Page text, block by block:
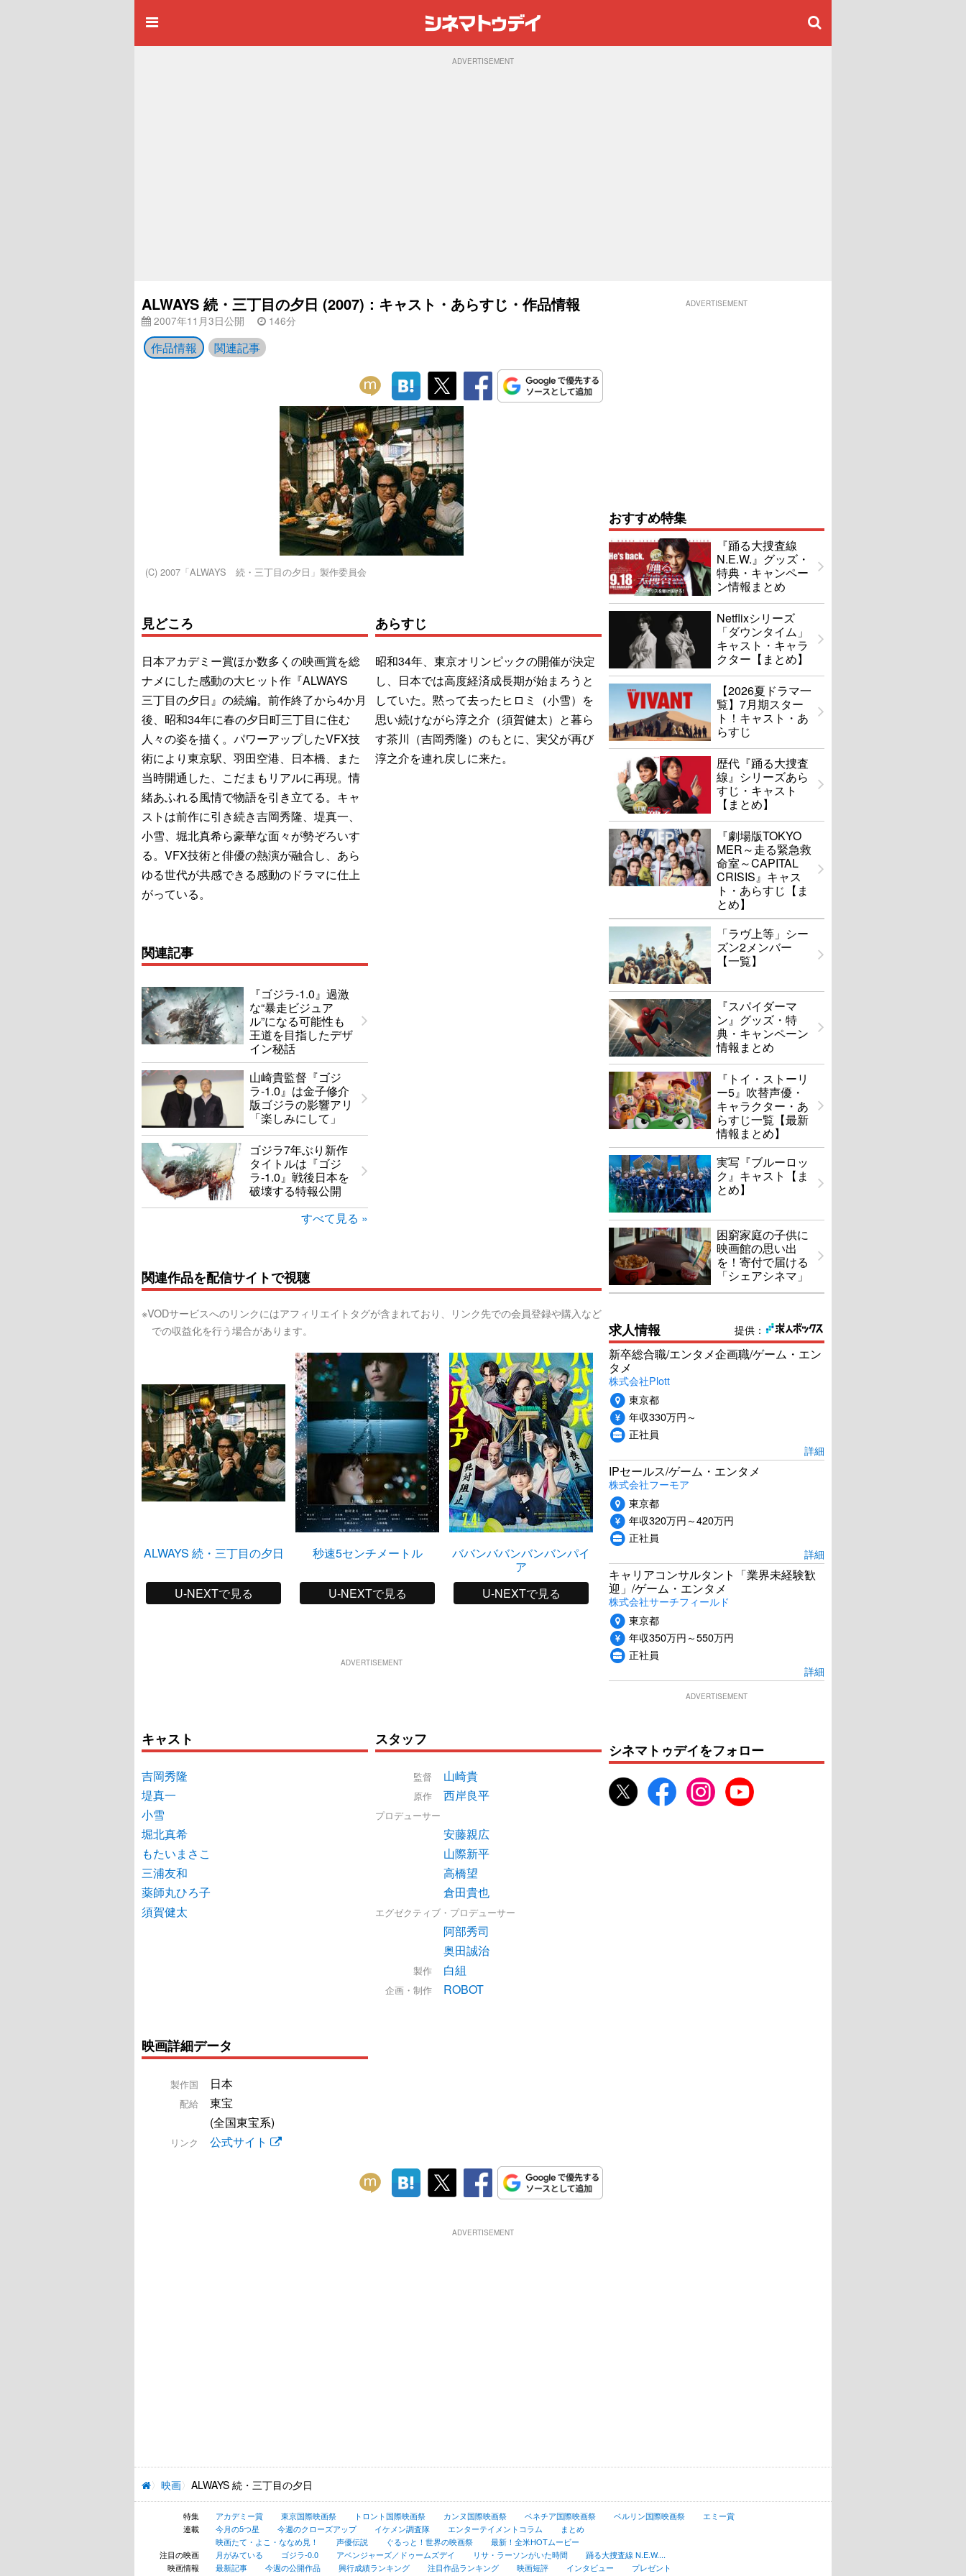
ADVERTISEMENT
ALWAYS 続・三丁目の夕日 (2007)：キャスト・あらすじ・作品情報
2007年11月3日公開 146分
作品情報 関連記事
(C) 2007「ALWAYS 続・三丁目の夕日」製作委員会
見どころ
日本アカデミー賞ほか数多くの映画賞を総
ナメにした感動の大ヒット作『ALWAYS
三丁目の夕日』の続編。前作終了から4か月
後、昭和34年に春の夕日町三丁目に住む
人々の姿を描く。パワーアップしたVFX技
術により東京駅、羽田空港、日本橋、また
当時開通した、こだまもリアルに再現。情
緒あふれる風情で物語を引き立てる。キャ
ストは前作に引き続き吉岡秀隆、堤真一、
小雪、堀北真希ら豪華な面々が勢ぞろいす
る。VFX技術と俳優の熱演が融合し、あら
ゆる世代が共感できる感動のドラマに仕上
がっている。
あらすじ
昭和34年、東京オリンピックの開催が決定
し、日本では高度経済成長期が始まろうと
していた。黙って去ったヒロミ（小雪）を
思い続けながら淳之介（須賀健太）と暮ら
す茶川（吉岡秀隆）のもとに、実父が再び
淳之介を連れ戻しに来た。
関連記事
『ゴジラ-1.0』過激
な“暴走ビジュア
ル”になる可能性も
王道を目指したデザ
イン秘話
山崎貴監督『ゴジ
ラ-1.0』は金子修介
版ゴジラの影響アリ
「楽しみにして」
ゴジラ7年ぶり新作
タイトルは『ゴジ
ラ-1.0』戦後日本を
破壊する特報公開
すべて見る »
関連作品を配信サイトで視聴
※VODサービスへのリンクにはアフィリエイトタグが含まれており、リンク先での会員登録や購入など
での収益化を行う場合があります。
ALWAYS 続・三丁目の夕日
U-NEXTで見る
秒速5センチメートル
U-NEXTで見る
ババンババンバンバンパイ
ア
U-NEXTで見る
U-NEXTで見る
おまえの罪を自白しろ
ADVERTISEMENT
キャスト
吉岡秀隆
堤真一
小雪
堀北真希
もたいまさこ
三浦友和
薬師丸ひろ子
須賀健太
スタッフ
監督 山崎貴
原作 西岸良平
プロデューサー
安藤親広
山際新平
高橋望
倉田貴也
エグゼクティブ・プロデューサー
阿部秀司
奥田誠治
製作 白組
企画・制作 ROBOT
映画詳細データ
製作国 日本
配給
東宝
(全国東宝系)
リンク 公式サイト
ADVERTISEMENT
おすすめ特集
『踊る大捜査線
N.E.W.』グッズ・
特典・キャンペー
ン情報まとめ
Netflixシリーズ
「ダウンタイム」
キャスト・キャラ
クター【まとめ】
【2026夏ドラマ一
覧】7月期スター
ト！キャスト・あ
らすじ
歴代『踊る大捜査
線』シリーズあら
すじ・キャスト
【まとめ】
『劇場版TOKYO
MER～走る緊急救
命室～CAPITAL
CRISIS』キャス
ト・あらすじ【ま
とめ】
「ラヴ上等」シー
ズン2メンバー
【一覧】
『スパイダーマ
ン』グッズ・特
典・キャンペーン
情報まとめ
『トイ・ストーリ
ー5』吹替声優・
キャラクター・あ
らすじ一覧【最新
情報まとめ】
実写『ブルーロッ
ク』キャスト【ま
とめ】
困窮家庭の子供に
映画館の思い出
を！寄付で届ける
「シェアシネマ」
提供：
求人情報
新卒総合職/エンタメ企画職/ゲーム・エン
タメ
株式会社Plott
東京都
年収330万円～
正社員
詳細
IPセールス/ゲーム・エンタメ
株式会社フーモア
東京都
年収320万円～420万円
正社員
詳細
キャリアコンサルタント「業界未経験歓
迎」/ゲーム・エンタメ
株式会社サーチフィールド
東京都
年収350万円～550万円
正社員
詳細
ADVERTISEMENT
シネマトゥデイをフォロー
ADVERTISEMENT
映画 ALWAYS 続・三丁目の夕日
特集 アカデミー賞 東京国際映画祭 トロント国際映画祭 カンヌ国際映画祭 ベネチア国際映画祭 ベルリン国際映画祭
エミー賞
連載
今月の5つ星 今週のクローズアップ イケメン調査隊 エンターテイメントコラム
まとめ
映画たて・よこ・ななめ見！
声優伝説 ぐるっと！世界の映画祭
最新！全米HOTムービー
注目の映画
月がみている ゴジラ-0.0 アベンジャーズ／ドゥームズデイ リサ・ラーソンがいた時間
踊る大捜査線 N.E.W....
映画情報
最新記事 今週の公開作品 興行成績ランキング 注目作品ランキング 映画短評 インタビュー
プレゼント